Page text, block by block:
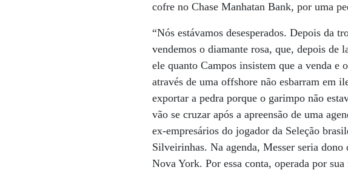
cofre no Chase Manhatan Bank, por uma
“Nós estávamos desesperados. Depois da
vendemos o diamante rosa, que, depois de
ele quanto Campos insistem que a venda e
através de uma offshore não esbarram em
exportar a pedra porque o garimpo não
vão se cruzar após a apreensão de uma
ex-empresários do jogador da Seleção
Silveirinhas. Na agenda, Messer seria
Nova York. Por essa conta, operada por